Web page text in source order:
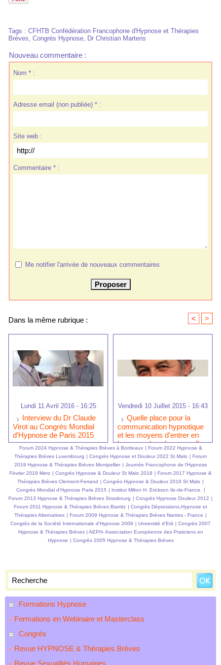
Formations Hypnose
Formations en Webinaire et Masterclass
Congrès
Revue HYPNOSE & Thérapies Brèves
Revue Sexualités Humaines
Tags : CFHTB Confédération Francophone d'Hypnose et Thérapies
Brèves Congrès Hypnose Dr Christian Martens
Nouveau commentaire :
Nom * :
Adresse email (non publiée) * :
Site web :
Commentaire * :
Me notifier l'arrivée de nouveaux commentaires
Dans la même rubrique : < >
Lundi 11 Avril 2016 - 16:25
Interview du Dr Claude
Virot au Congrès Mondial
d'Hypnose de Paris 2015
Vendredi 10 Juillet 2015 - 16:43
Quelle place pour la
communication hypnotique
et les moyens d'entrer en
hypnose dans les nouvelles
organisations hospitalières?
Forum 2024 Hypnose & Thérapies Brèves à Bordeaux | Forum 2022 Hypnose &
Thérapies Brèves Luxembourg | Congrès Hypnose et Douleur 2022 St Malo | Forum
2019 Hypnose & Thérapies Brèves Montpellier | Journée Francophone de l'Hypnose
Février 2019 Metz | Congrès Hypnose & Douleur St Malo 2018 | Forum 2017 Hypnose &
Thérapies Brèves Clermont-Ferrand | Congrès Hypnose & Douleur 2016 St Malo |
Congrès Mondial d'Hypnose Paris 2015 | Institut Milton H. Erickson Ile-de-France.
|
Forum 2013 Hypnose & Thérapies Brèves Strasbourg | Congrès Hypnose Douleur 2012 |
Forum 2011 Hypnose & Thérapies Brèves Biarritz | Congrès Dépressions,Hypnose et
Thérapies Alternatives | Forum 2009 Hypnose & Thérapies Brèves Nantes - France |
Congrès de la Société Internationale d'Hypnose 2009 | Université d'Eté | Congrès 2007
Hypnose & Thérapies Brèves | AEPH- Assiociation Européenne des Praticiens en
Hypnose | Congrès 2005 Hypnose & Thérapies Brèves